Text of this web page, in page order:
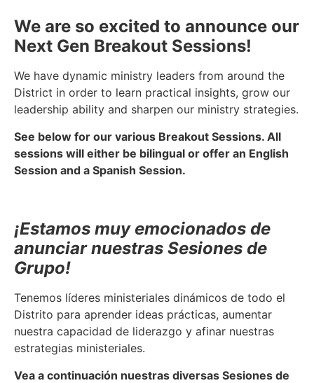
We are so excited to announce our
Next Gen Breakout Sessions!
We have dynamic ministry leaders from around the
District in order to learn practical insights, grow our
leadership ability and sharpen our ministry strategies.
See below for our various Breakout Sessions. All
sessions will either be bilingual or offer an English
Session and a Spanish Session.
¡Estamos muy emocionados de
anunciar nuestras Sesiones de
Grupo!
Tenemos líderes ministeriales dinámicos de todo el
Distrito para aprender ideas prácticas, aumentar
nuestra capacidad de liderazgo y afinar nuestras
estrategias ministeriales.
Vea a continuación nuestras diversas Sesiones de